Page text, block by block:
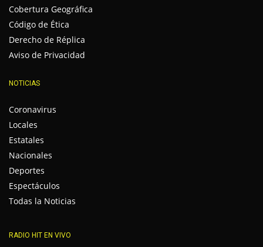
Cobertura Geográfica
Código de Ética
Derecho de Réplica
Aviso de Privacidad
NOTICIAS
Coronavirus
Locales
Estatales
Nacionales
Deportes
Espectáculos
Todas la Noticias
RADIO HIT EN VIVO